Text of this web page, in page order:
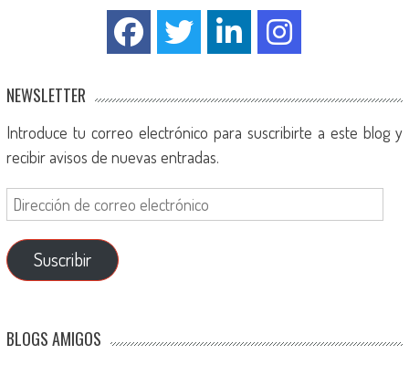
NEWSLETTER
Introduce tu correo electrónico para suscribirte a este blog y
recibir avisos de nuevas entradas.
Suscribir
BLOGS AMIGOS